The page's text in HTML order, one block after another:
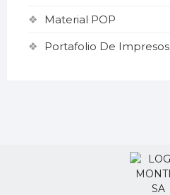
Material POP
Portafolio De Impresos